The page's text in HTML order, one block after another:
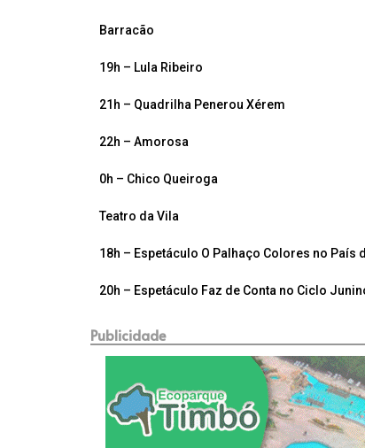
Barracão
19h – Lula Ribeiro
21h – Quadrilha Penerou Xérem
22h – Amorosa
0h – Chico Queiroga
Teatro da Vila
18h – Espetáculo O Palhaço Colores no País
20h – Espetáculo Faz de Conta no Ciclo
Publicidade